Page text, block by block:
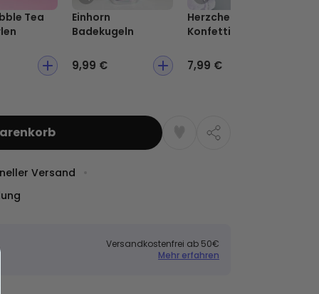
Tea
Einhorn
Badekugeln
9,99 €
Herzchen Bade-
Konfetti
7,99 €
Versand
Versandkostenfrei ab 50€
Mehr erfahren